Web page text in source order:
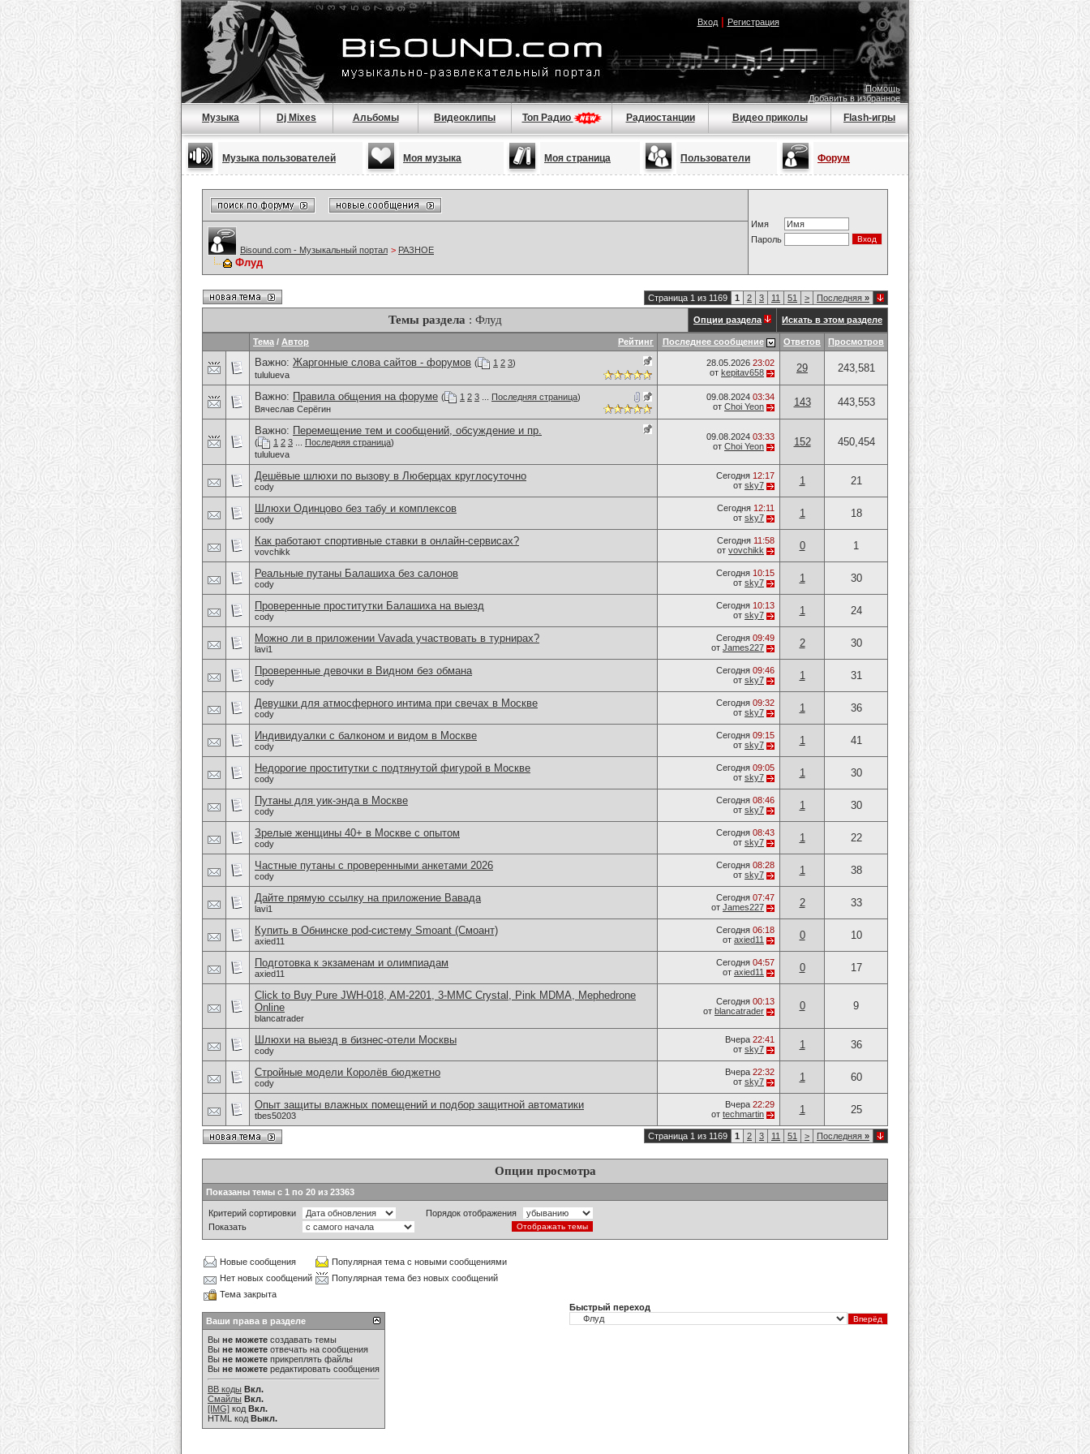
Вход| Регистрация
Помощь
Добавить в избранное
Музыка Dj Mixes Альбомы Видеоклипы Топ Радио Радиостанции Видео приколы Flash-игры
Музыка пользователей Моя музыка Моя страница Пользователи Форум
Имя
Пароль
Bisound.com - Музыкальный портал > РАЗНОЕ
Флуд
Страница 1 из 1169 1 2 3 11 51 > Последняя »
Темы раздела : Флуд Опции раздела Искать в этом разделе
Рейтинг
Тема / Автор Последнее сообщение Ответов Просмотров
Важно: Жаргонные слова сайтов - форумов ( 1 2 3)
tululueva
28.05.2026 23:02
от kepitav658 29 243,581
Важно: Правила общения на форуме ( 1 2 3 Последняя страница)
Вячеслав Серёгин
09.08.2024 03:34
от Choi Yeon 143 443,553
Важно: Перемещение тем и сообщений, обсуждение и пр.
( 1 2 3 Последняя страница)
tululueva
09.08.2024 03:33
от Choi Yeon 152 450,454
Дешёвые шлюхи по вызову в Люберцах круглосуточно
cody
Сегодня 12:17
от sky7 1 21
Шлюхи Одинцово без табу и комплексов
cody
Сегодня 12:11
от sky7 1 18
Как работают спортивные ставки в онлайн-сервисах?
vovchikk
Сегодня 11:58
от vovchikk 0 1
Реальные путаны Балашиха без салонов
cody
Сегодня 10:15
от sky7 1 30
Проверенные проститутки Балашиха на выезд
cody
Сегодня 10:13
от sky7 1 24
Можно ли в приложении Vavada участвовать в турнирах?
lavi1
Сегодня 09:49
от James227 2 30
Проверенные девочки в Видном без обмана
cody
Сегодня 09:46
от sky7 1 31
Девушки для атмосферного интима при свечах в Москве
cody
Сегодня 09:32
от sky7 1 36
Индивидуалки с балконом и видом в Москве
cody
Сегодня 09:15
от sky7 1 41
Недорогие проститутки с подтянутой фигурой в Москве
cody
Сегодня 09:05
от sky7 1 30
Путаны для уик-энда в Москве
cody
Сегодня 08:46
от sky7 1 30
Зрелые женщины 40+ в Москве с опытом
cody
Сегодня 08:43
от sky7 1 22
Частные путаны с проверенными анкетами 2026
cody
Сегодня 08:28
от sky7 1 38
Дайте прямую ссылку на приложение Вавада
lavi1
Сегодня 07:47
от James227 2 33
Купить в Обнинске pod-систему Smoant (Смоант)
axied11
Сегодня 06:18
от axied11 0 10
Подготовка к экзаменам и олимпиадам
axied11
Сегодня 04:57
от axied11 0 17
Click to Buy Pure JWH-018, AM-2201, 3-MMC Crystal, Pink MDMA, Mephedrone
Online
blancatrader
Сегодня 00:13
от blancatrader 0 9
Шлюхи на выезд в бизнес-отели Москвы
cody
Вчера 22:41
от sky7 1 36
Стройные модели Королёв бюджетно
cody
Вчера 22:32
от sky7 1 60
Опыт защиты влажных помещений и подбор защитной автоматики
tbes50203
Вчера 22:29
от techmartin 1 25
Страница 1 из 1169 1 2 3 11 51 > Последняя »
Опции просмотра
Показаны темы с 1 по 20 из 23363
Критерий сортировки
Порядок отображения
Показать
Новые сообщения
Популярная тема с новыми сообщениями
Нет новых сообщений
Популярная тема без новых сообщений
Тема закрыта
Ваши права в разделе
Вы не можете создавать темы
Вы не можете отвечать на сообщения
Вы не можете прикреплять файлы
Вы не можете редактировать сообщения
BB коды Вкл.
Смайлы Вкл.
[IMG] код Вкл.
HTML код Выкл.
Быстрый переход